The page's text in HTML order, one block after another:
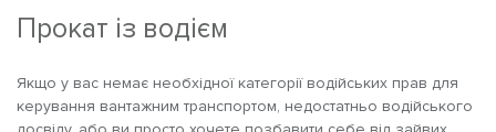
Прокат із водієм
Якщо у вас немає необхідної категорії водійських прав для
керування вантажним транспортом, недостатньо водійського